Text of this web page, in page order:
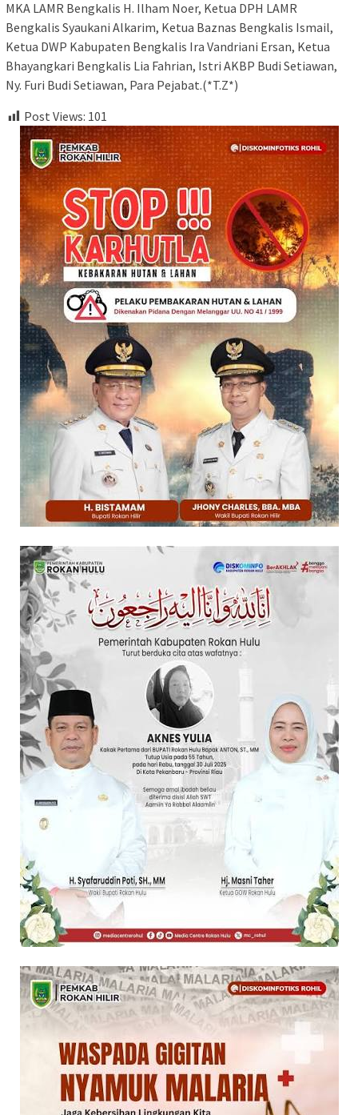
MKA LAMR Bengkalis H. Ilham Noer, Ketua DPH LAMR
Bengkalis Syaukani Alkarim, Ketua Baznas Bengkalis Ismail,
Ketua DWP Kabupaten Bengkalis Ira Vandriani Ersan, Ketua
Bhayangkari Bengkalis Lia Fahrian, Istri AKBP Budi Setiawan,
Ny. Furi Budi Setiawan, Para Pejabat.(*T.Z*)
Post Views: 101